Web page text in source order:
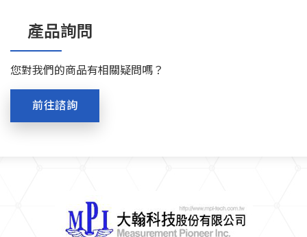
產品詢問
您對我們的商品有相關疑問嗎？
前往諮詢